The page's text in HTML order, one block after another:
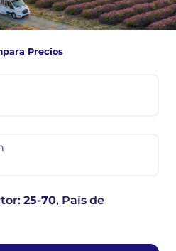
Precios
25-70, País de